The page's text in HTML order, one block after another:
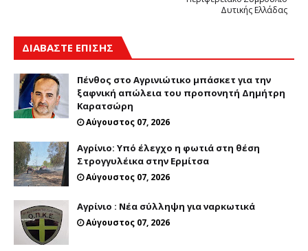
Δυτικής Ελλάδας
ΔΙΑΒΑΣΤΕ ΕΠΙΣΗΣ
Πένθος στο Αγρινιώτικο μπάσκετ για την
ξαφνική απώλεια του προπονητή Δημήτρη
Καρατσώρη
Αύγουστος 07, 2026
Αγρίνιο: Υπό έλεγχο η φωτιά στη θέση
Στρογγυλέικα στην Ερμίτσα
Αύγουστος 07, 2026
Αγρίνιο : Νέα σύλληψη για ναρκωτικά
Αύγουστος 07, 2026